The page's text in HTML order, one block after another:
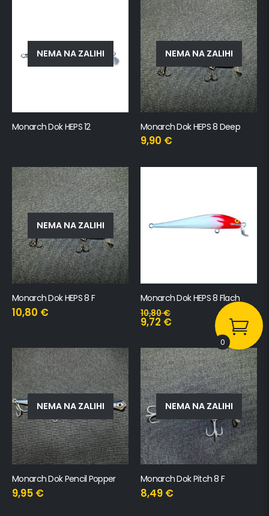
NEMA NA ZALIHI
Monarch Dok HEPS 12
NEMA NA ZALIHI
Monarch Dok HEPS 8 Deep
9,90 €
NEMA NA ZALIHI
Monarch Dok HEPS 8 F
10,80 €
Monarch Dok HEPS 8 Flach
10,80€
9,72 €
NEMA NA ZALIHI
Monarch Dok Pencil Popper
9,95 €
NEMA NA ZALIHI
Monarch Dok Pitch 8 F
8,49 €
0